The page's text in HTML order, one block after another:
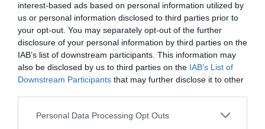
interest-based ads based on personal information utilized by
us or personal information disclosed to third parties prior to
your opt-out. You may separately opt-out of the further
disclosure of your personal information by third parties on the
IAB’s list of downstream participants. This information may
also be disclosed by us to third parties on the IAB’s List of
Downstream Participants that may further disclose it to other
Personal Data Processing Opt Outs
0.0